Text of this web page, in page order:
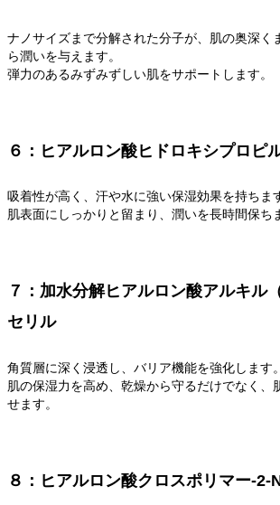
ナノサイズまで分解された分子が、肌の奥深く
ら潤いを与えます。
弾力のあるみずみずしい肌をサポートします。
６：ヒアルロン酸ヒドロキシプロピ
吸着性が高く、汗や水に強い保湿効果を持ちま
肌表面にしっかりと留まり、潤いを長時間保ち
７：加水分解ヒアルロン酸アルキル
セリル
角質層に深く浸透し、バリア機能を強化します。
肌の保湿力を高め、乾燥から守るだけでなく、
せます。
８：ヒアルロン酸クロスポリマー-2-